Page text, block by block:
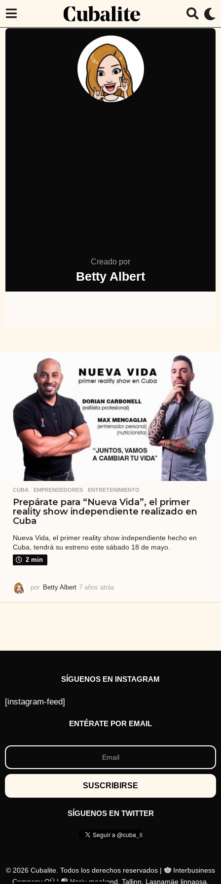
Creado por
Betty Albert
CUBA ,EMPRENDEDORES ,ENTRETENIMIENTO
Prepárate para “Nueva Vida”, el primer
reality show independiente realizado en
Cuba
Nueva Vida, el primer reality show independiente hecho en
Cuba, tendrá su estreno este sábado 18 de mayo.
2 min
por Betty Albert 7 años atrás
r
SÍGUENOS EN INSTAGRAM
[instagram-feed]
ENTÉRATE POR EMAIL
SÍGUENOS EN TWITTER
© 2026 Cubalite. Todos los derechos reservados |
Interbusiness
Company OÜ |
Harju maakond, Tallinn, Lasnamäe linnaosa,